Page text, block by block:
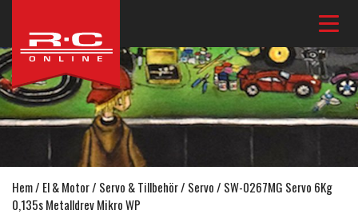
Hem/ El & Motor/ Servo & Tillbehör/ Servo/ SW-0267MG Servo 6Kg
0,135s Metalldrev Mikro WP